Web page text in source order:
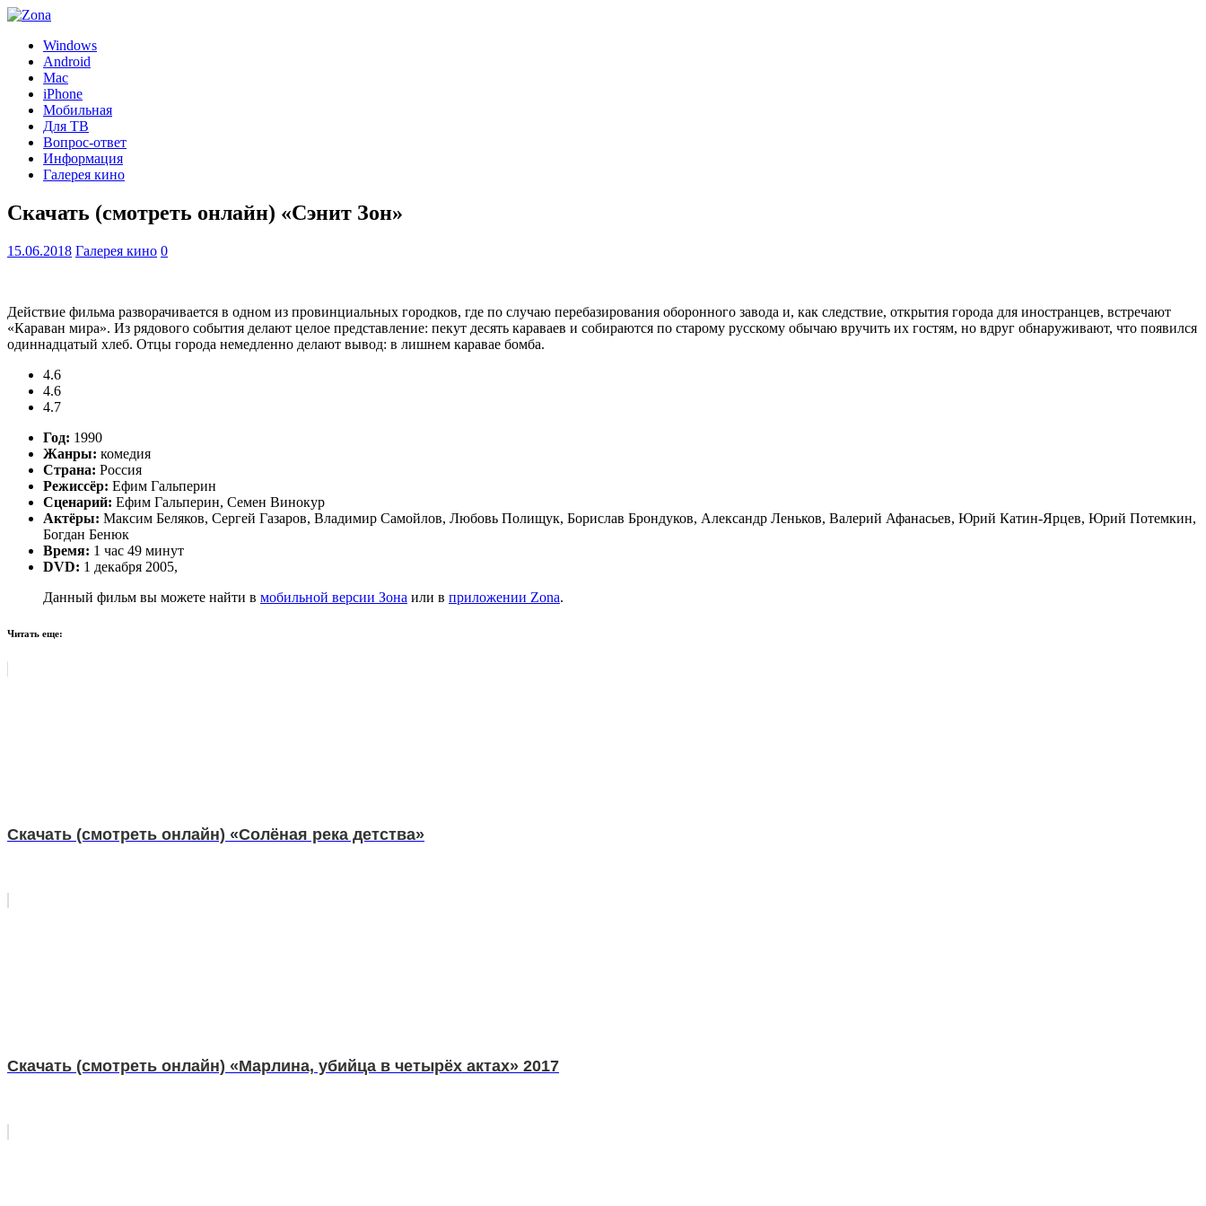
Windows
Android
Mac
iPhone
Мобильная
Для ТВ
Вопрос-ответ
Информация
Галерея кино
Скачать (смотреть онлайн) «Сэнит Зон»
15.06.2018 Галерея кино 0
Действие фильма разворачивается в одном из провинциальных городков, где по случаю перебазирования оборонного завода и, как следствие, открытия города для иностранцев, встречают
«Караван мира». Из рядового события делают целое представление: пекут десять караваев и собираются по старому русскому обычаю вручить их гостям, но вдруг обнаруживают, что появился
одиннадцатый хлеб. Отцы города немедленно делают вывод: в лишнем каравае бомба.
4.6
4.6
4.7
Год: 1990
Жанры: комедия
Страна: Россия
Режиссёр: Ефим Гальперин
Сценарий: Ефим Гальперин, Семен Винокур
Актёры: Максим Беляков, Сергей Газаров, Владимир Самойлов, Любовь Полищук, Борислав Брондуков, Александр Леньков, Валерий Афанасьев, Юрий Катин-Ярцев, Юрий Потемкин,
Богдан Бенюк
Время: 1 час 49 минут
DVD: 1 декабря 2005,
Данный фильм вы можете найти в мобильной версии Зона или в приложении Zona.
Читать еще:
Скачать (смотреть онлайн) «Солёная река детства»
Скачать (смотреть онлайн) «Марлина, убийца в четырёх актах» 2017